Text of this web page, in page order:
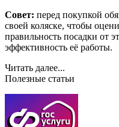
Совет: перед покупкой
своей коляске, чтобы
правильность посадки от
эффективность её работы.
Читать далее...
Полезные статьи